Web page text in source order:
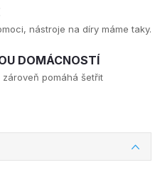
nástroje na díry máme taky.
DOMÁCNOSTÍ
pomáhá šetřit